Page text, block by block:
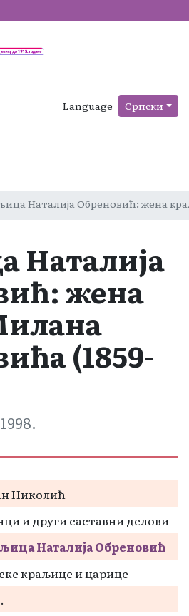
Language Српски
Наталија Обреновић: жена
Наталија
жена
(1859-
Николић
и други саставни делови
Наталија Обреновић
краљице и царице